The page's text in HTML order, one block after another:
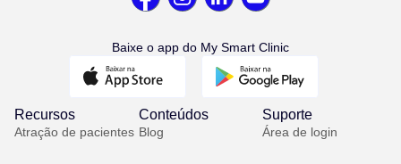
Baixe o app do My Smart Clinic
Recursos
Atração de pacientes
Conteúdos
Blog
Suporte
Área de login